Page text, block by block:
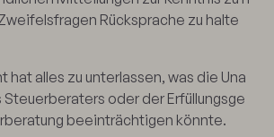
Rücksprache zu halte
hat alles zu unterlassen, was die Una
oder der Erfüllungsge
beeinträchtigen könnte.